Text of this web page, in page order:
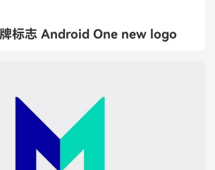
标志 Android One new logo